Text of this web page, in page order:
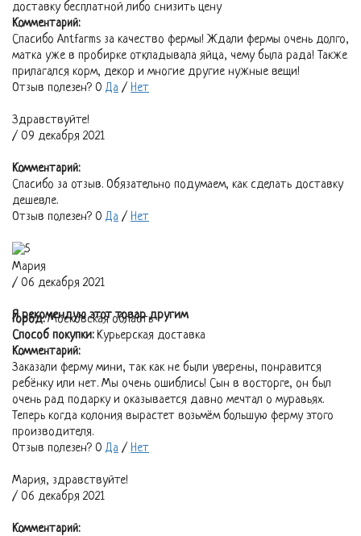
доставку бесплатной либо снизить цену
Комментарий:
Спасибо Antfarms за качество фермы! Ждали фермы очень долго,
матка уже в пробирке откладывала яйца, чему была рада! Также
прилагался корм, декор и многие другие нужные вещи!
Отзыв полезен? 0 Да / Нет
Здравствуйте!
/ 09 декабря 2021
Комментарий:
Спасибо за отзыв. Обязательно подумаем, как сделать доставку
дешевле.
Отзыв полезен? 0 Да / Нет
Мария
/ 06 декабря 2021
Я рекомендую этот товар другим
Город:Московская область
Способ покупки:Курьерская доставка
Комментарий:
Заказали ферму мини, так как не были уверены, понравится
ребёнку или нет. Мы очень ошиблись! Сын в восторге, он был
очень рад подарку и оказывается давно мечтал о муравьях.
Теперь когда колония вырастет возьмём большую ферму этого
производителя.
Отзыв полезен? 0 Да / Нет
Мария, здравствуйте!
/ 06 декабря 2021
Комментарий: